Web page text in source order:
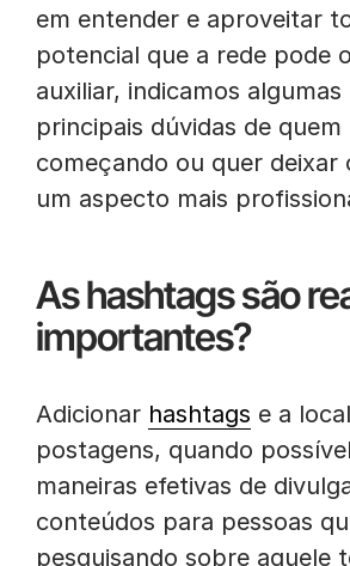
em entender e aproveitar
potencial que a rede pode
auxiliar, indicamos algumas
principais dúvidas de quem
começando ou quer deixar
um aspecto mais
As hashtags são
importantes?
Adicionar hashtags e a
postagens, quando
maneiras efetivas de
conteúdos para pessoas
pesquisando sobre aquele